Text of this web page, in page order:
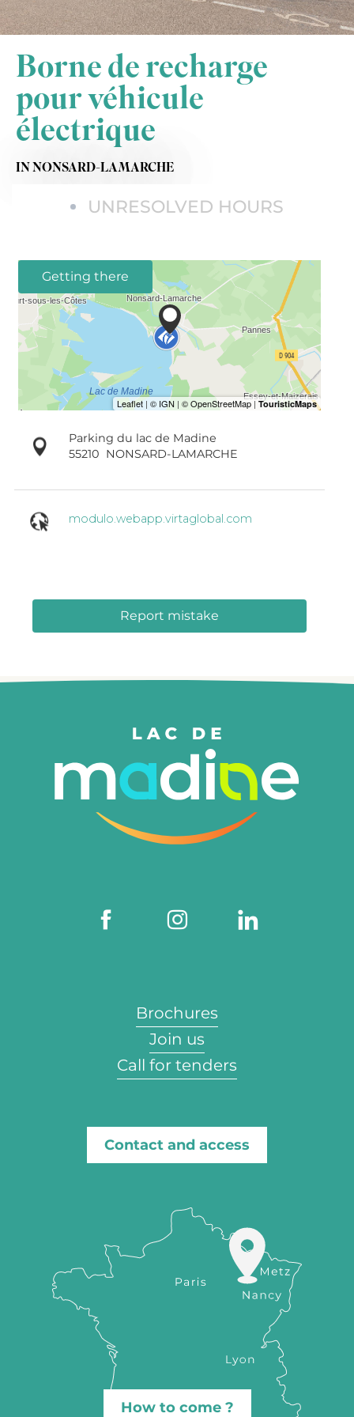
Borne de recharge
pour véhicule
électrique
IN NONSARD-LAMARCHE
UNRESOLVED HOURS
Getting there
Parking du lac de Madine
55210 NONSARD-LAMARCHE
modulo.webapp.virtaglobal.com
Report mistake
Brochures
Join us
Call for tenders
Contact and access
How to come ?